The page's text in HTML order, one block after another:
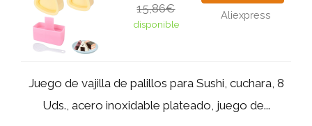
15,86€
disponible
Aliexpress
Juego de vajilla de palillos para Sushi, cuchara, 8
Uds., acero inoxidable plateado, juego de...